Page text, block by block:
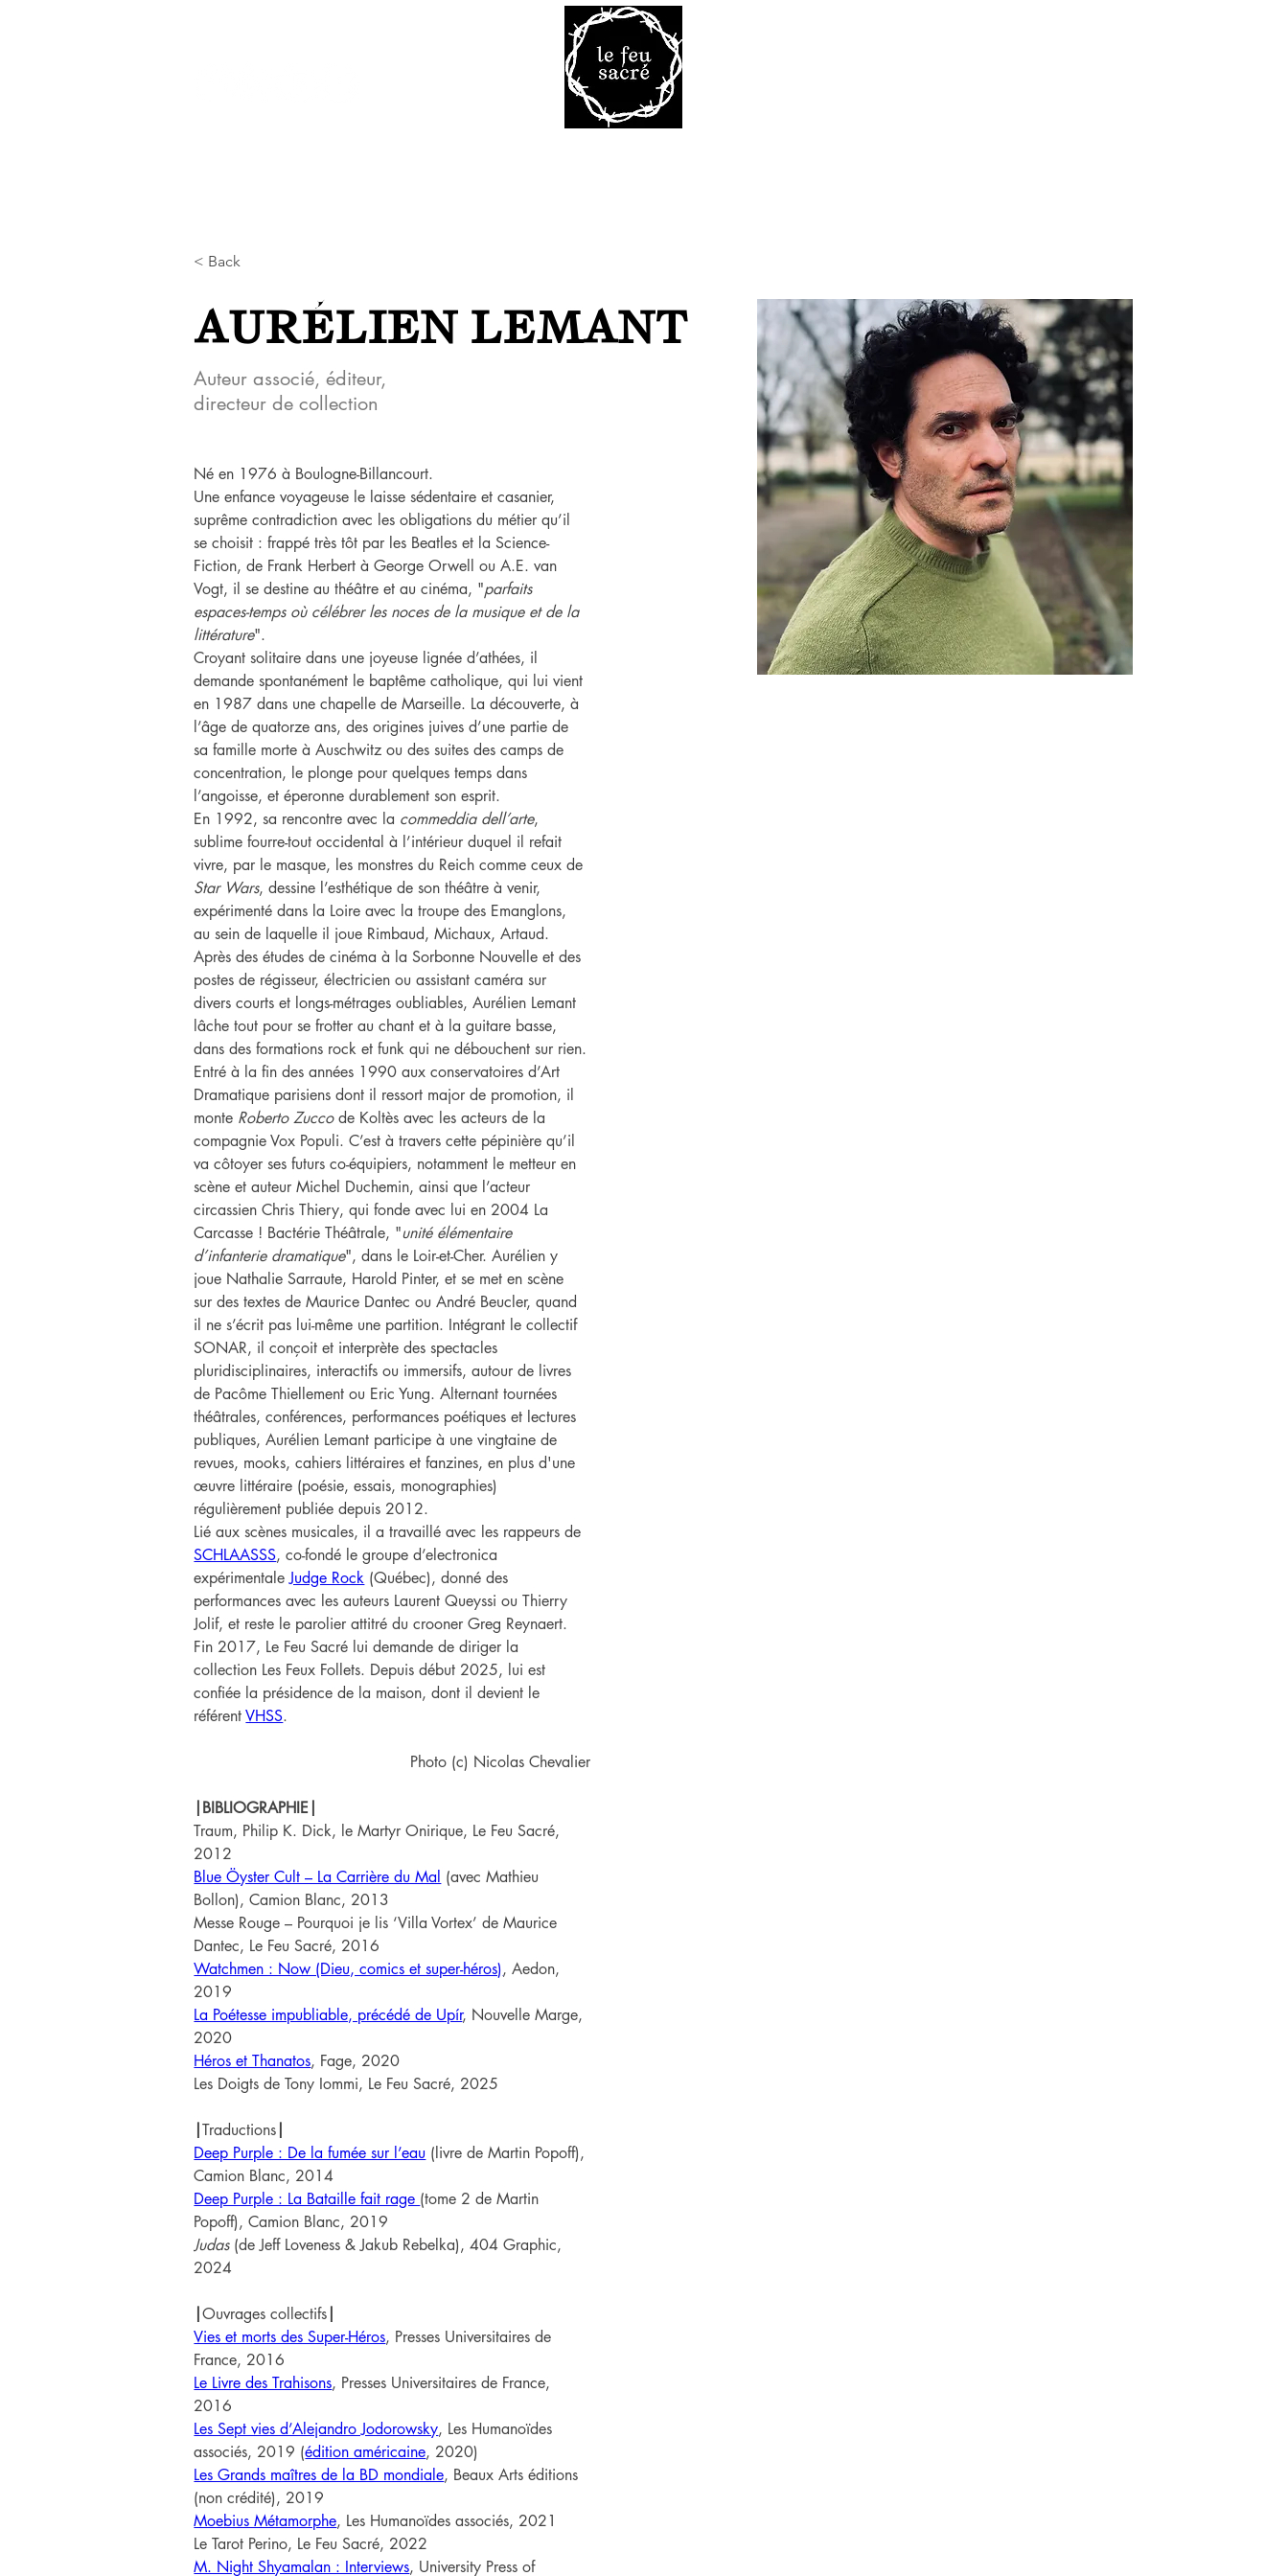
< Back
AURÉLIEN LEMANT
Auteur associé, éditeur,
directeur de collection
Né en 1976 à Boulogne-Billancourt.
Une enfance voyageuse le laisse sédentaire et casanier,
suprême contradiction avec les obligations du métier qu’il
se choisit : frappé très tôt par les Beatles et la Science-
Fiction, de Frank Herbert à George Orwell ou A.E. van
Vogt, il se destine au théâtre et au cinéma, "parfaits
espaces-temps où célébrer les noces de la musique et de la
littérature".
Croyant solitaire dans une joyeuse lignée d’athées, il
demande spontanément le baptême catholique, qui lui vient
en 1987 dans une chapelle de Marseille. La découverte, à
l’âge de quatorze ans, des origines juives d’une partie de
sa famille morte à Auschwitz ou des suites des camps de
concentration, le plonge pour quelques temps dans
l’angoisse, et éperonne durablement son esprit.
En 1992, sa rencontre avec la commeddia dell’arte,
sublime fourre-tout occidental à l’intérieur duquel il refait
vivre, par le masque, les monstres du Reich comme ceux de
Star Wars, dessine l’esthétique de son théâtre à venir,
expérimenté dans la Loire avec la troupe des Emanglons,
au sein de laquelle il joue Rimbaud, Michaux, Artaud.
Après des études de cinéma à la Sorbonne Nouvelle et des
postes de régisseur, électricien ou assistant caméra sur
divers courts et longs-métrages oubliables, Aurélien Lemant
lâche tout pour se frotter au chant et à la guitare basse,
dans des formations rock et funk qui ne débouchent sur rien.
Entré à la fin des années 1990 aux conservatoires d’Art
Dramatique parisiens dont il ressort major de promotion, il
monte Roberto Zucco de Koltès avec les acteurs de la
compagnie Vox Populi. C’est à travers cette pépinière qu’il
va côtoyer ses futurs co-équipiers, notamment le metteur en
scène et auteur Michel Duchemin, ainsi que l’acteur
circassien Chris Thiery, qui fonde avec lui en 2004 La
Carcasse ! Bactérie Théâtrale, "unité élémentaire
d’infanterie dramatique", dans le Loir-et-Cher. Aurélien y
joue Nathalie Sarraute, Harold Pinter, et se met en scène
sur des textes de Maurice Dantec ou André Beucler, quand
il ne s’écrit pas lui-même une partition. Intégrant le collectif
SONAR, il conçoit et interprète des spectacles
pluridisciplinaires, interactifs ou immersifs, autour de livres
de Pacôme Thiellement ou Eric Yung. Alternant tournées
théâtrales, conférences, performances poétiques et lectures
publiques, Aurélien Lemant participe à une vingtaine de
revues, mooks, cahiers littéraires et fanzines, en plus d'une
œuvre littéraire (poésie, essais, monographies)
régulièrement publiée depuis 2012.
Lié aux scènes musicales, il a travaillé avec les rappeurs de
SCHLAASSS, co-fondé le groupe d’electronica
expérimentale Judge Rock (Québec), donné des
performances avec les auteurs Laurent Queyssi ou Thierry
Jolif, et reste le parolier attitré du crooner Greg Reynaert.
Fin 2017, Le Feu Sacré lui demande de diriger la
collection Les Feux Follets. Depuis début 2025, lui est
confiée la présidence de la maison, dont il devient le
référent VHSS.
Photo (c) Nicolas Chevalier
|BIBLIOGRAPHIE|
Traum, Philip K. Dick, le Martyr Onirique, Le Feu Sacré,
2012
Blue Öyster Cult – La Carrière du Mal (avec Mathieu
Bollon), Camion Blanc, 2013
Messe Rouge – Pourquoi je lis ‘Villa Vortex’ de Maurice
Dantec, Le Feu Sacré, 2016
Watchmen : Now (Dieu, comics et super-héros), Aedon,
2019
La Poétesse impubliable, précédé de Upír, Nouvelle Marge,
2020
Héros et Thanatos, Fage, 2020
Les Doigts de Tony Iommi, Le Feu Sacré, 2025
|Traductions
Deep Purple : De la fumée sur l’eau (livre de Martin Popoff),
Camion Blanc, 2014
Deep Purple : La Bataille fait rage (tome 2 de Martin
Popoff), Camion Blanc, 2019
Judas (de Jeff Loveness & Jakub Rebelka), 404 Graphic,
2024
|Ouvrages collectifs
Vies et morts des Super-Héros, Presses Universitaires de
France, 2016
Le Livre des Trahisons, Presses Universitaires de France,
2016
Les Sept vies d’Alejandro Jodorowsky, Les Humanoïdes
associés, 2019 (édition américaine, 2020)
Les Grands maîtres de la BD mondiale, Beaux Arts éditions
(non crédité), 2019
Moebius Métamorphe, Les Humanoïdes associés, 2021
Le Tarot Perino, Le Feu Sacré, 2022
M. Night Shyamalan : Interviews, University Press of